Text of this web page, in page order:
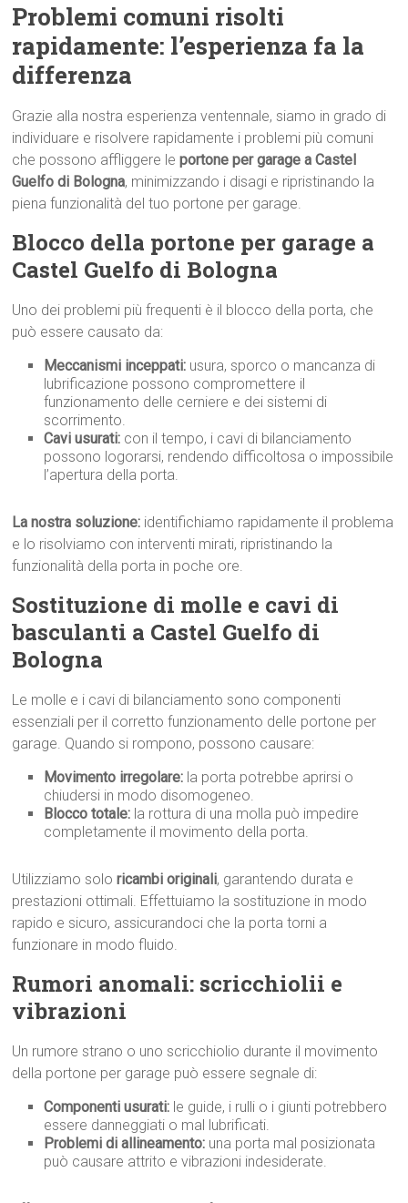
Problemi comuni risolti
rapidamente: l’esperienza fa la
differenza
Grazie alla nostra esperienza ventennale, siamo in grado di
individuare e risolvere rapidamente i problemi più comuni
che possono affliggere leportone per garage a Castel
Guelfo di Bologna, minimizzando i disagi e ripristinando la
piena funzionalità del tuo portone per garage.
Blocco della portone per garage a
Castel Guelfo di Bologna
Uno dei problemi più frequenti è il blocco della porta, che
può essere causato da:
Meccanismi inceppati: usura, sporco o mancanza di
lubrificazione possono compromettere il
funzionamento delle cerniere e dei sistemi di
scorrimento.
Cavi usurati: con il tempo, i cavi di bilanciamento
possono logorarsi, rendendo difficoltosa o impossibile
l’apertura della porta.
La nostra soluzione: identifichiamo rapidamente il problema
e lo risolviamo con interventi mirati, ripristinando la
funzionalità della porta in poche ore.
Sostituzione di molle e cavi di
basculanti a Castel Guelfo di
Bologna
Le molle e i cavi di bilanciamento sono componenti
essenziali per il corretto funzionamento delle portone per
garage. Quando si rompono, possono causare:
Movimento irregolare: la porta potrebbe aprirsi o
chiudersi in modo disomogeneo.
Blocco totale: la rottura di una molla può impedire
completamente il movimento della porta.
Utilizziamo soloricambi originali, garantendo durata e
prestazioni ottimali. Effettuiamo la sostituzione in modo
rapido e sicuro, assicurandoci che la porta torni a
funzionare in modo fluido.
Rumori anomali: scricchiolii e
vibrazioni
Un rumore strano o uno scricchiolio durante il movimento
della portone per garage può essere segnale di:
Componenti usurati: le guide, i rulli o i giunti potrebbero
essere danneggiati o mal lubrificati.
Problemi di allineamento: una porta mal posizionata
può causare attrito e vibrazioni indesiderate.